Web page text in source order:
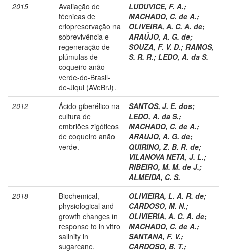
2015
Avaliação de
técnicas de
criopreservação na
sobrevivência e
regeneração de
plúmulas de
coqueiro anão-
verde-do-Brasil-
de-Jiqui (AVeBrJ).
LUDUVICE, F. A.;
MACHADO, C. de A.;
OLIVEIRA, A. C. A. de;
ARAÚJO, A. G. de;
SOUZA, F. V. D.; RAMOS,
S. R. R.; LEDO, A. da S.
2012
Ácido giberélico na
cultura de
embriões zigóticos
de coqueiro anão
verde.
SANTOS, J. E. dos;
LEDO, A. da S.;
MACHADO, C. de A.;
ARAUJO, A. G. de;
QUIRINO, Z. B. R. de;
VILANOVA NETA, J. L.;
RIBEIRO, M. M. de J.;
ALMEIDA, C. S.
2018
Biochemical,
physiological and
growth changes in
response to in vitro
salinity in
sugarcane.
OLIVIEIRA, L. A. R. de;
CARDOSO, M. N.;
OLIVIERIA, A. C. A. de;
MACHADO, C. de A.;
SANTANA, F. V.;
CARDOSO, B. T.;